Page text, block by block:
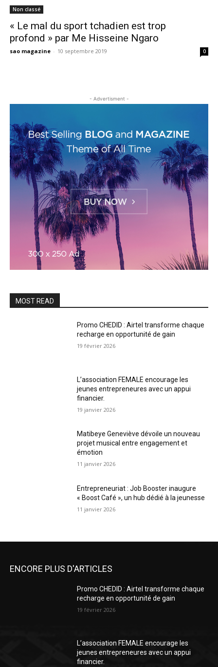
Non classé
« Le mal du sport tchadien est trop
profond » par Me Hisseine Ngaro
sao magazine - 10 septembre 2019 0
- Advertisment -
MOST READ
Promo CHEDID : Airtel transforme chaque
recharge en opportunité de gain
19 février 2026
L’association FEMALE encourage les
jeunes entrepreneures avec un appui
financier.
19 janvier 2026
Matibeye Geneviève dévoile un nouveau
projet musical entre engagement et
émotion
11 janvier 2026
Entrepreneuriat : Job Booster inaugure
« Boost Café », un hub dédié à la jeunesse
11 janvier 2026
ENCORE PLUS D'ARTICLES
Promo CHEDID : Airtel transforme chaque
recharge en opportunité de gain
19 février 2026
L’association FEMALE encourage les
jeunes entrepreneures avec un appui
financier.